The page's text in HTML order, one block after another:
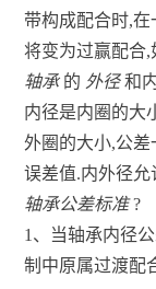
带构成配合时,
将变为过赢配合,
轴承 的 外径和
内径是内圈的大
外圈的大小,公
误差值.内外径
轴承公差标准?
1、当轴承内径
制中原属过渡配